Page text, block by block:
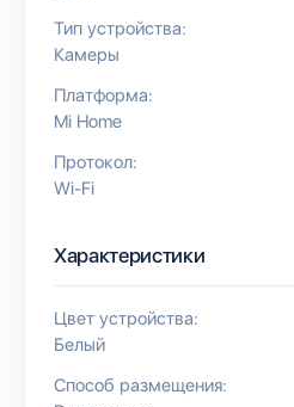
Тип устройства:
Камеры
Платформа:
Mi Home
Протокол:
Wi-Fi
Характеристики
Цвет устройства:
Белый
Способ размещения: